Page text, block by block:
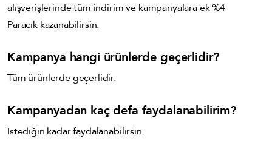
alışverişlerinde tüm indirim ve kampanyalara ek %4
Paracık kazanabilirsin.
Kampanya hangi ürünlerde geçerlidir?
Tüm ürünlerde geçerlidir.
Kampanyadan kaç defa faydalanabilirim?
İstediğin kadar faydalanabilirsin.